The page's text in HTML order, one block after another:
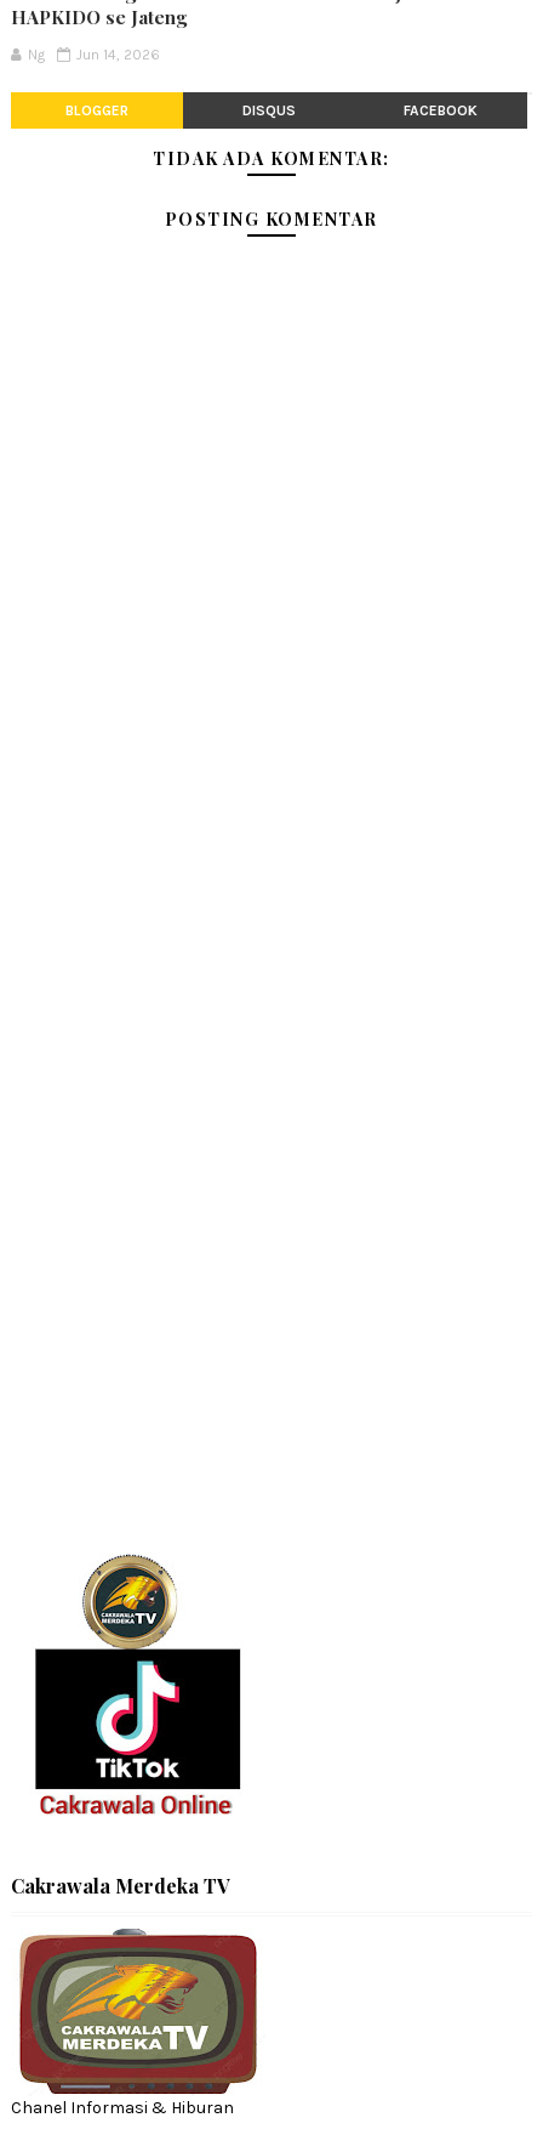
HAPKIDO se Jateng
Ng Jun 14, 2026
BLOGGER DISQUS FACEBOOK
TIDAK ADA KOMENTAR:
POSTING KOMENTAR
Cakrawala Merdeka TV
Chanel Informasi & Hiburan